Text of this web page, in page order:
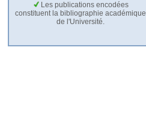
Les publications encodées
constituent la bibliographie académique
de l'Université.